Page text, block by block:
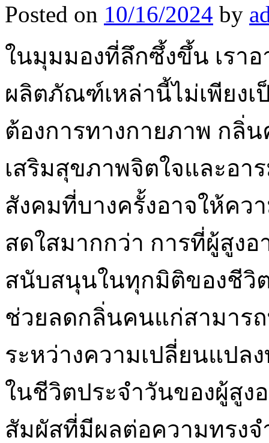
Posted on 10/16/2024 by
ในมุมมองที่ลึกซึ้งขึ้น เรา
ผลิตภัณฑ์เหล่านี้ไม่เพียงเ
ต้องการทางกายภาพ กลิ่น
เสริมสุขภาพจิตใจและอา
สังคมที่บางครั้งอาจให้ค
สดใสมากกว่า การที่ผู้สูง
สนับสนุนในทุกมิติของชีวิ
ช่วยลดกลิ่นคนแก่สามาร
ระหว่างความเปลี่ยนแปล
ในชีวิตประจำวันของผู้สูง
สัมผัสที่มีผลต่อความทรงจ